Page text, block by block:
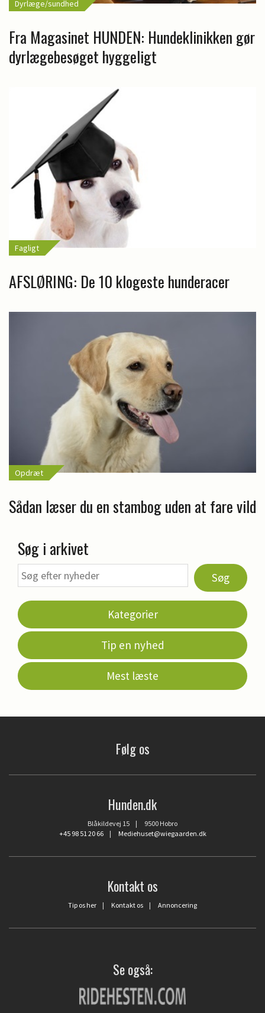
Dyrlæge/sundhed
Fra Magasinet HUNDEN: Hundeklinikken gør
dyrlægebesøget hyggeligt
Fagligt
AFSLØRING: De 10 klogeste hunderacer
Opdræt
Sådan læser du en stambog uden at fare vild
Søg i arkivet
Søg
Kategorier
Tip en nyhed
Mest læste
Følg os
Hunden.dk
Blåkildevej 15 | 9500 Hobro
+45 98 51 20 66| Mediehuset@wiegaarden.dk
Kontakt os
Tip os her | Kontakt os | Annoncering
Se også: